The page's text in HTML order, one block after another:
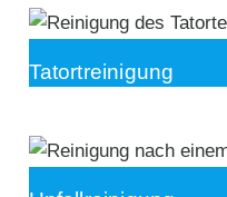
Tatortreinigung